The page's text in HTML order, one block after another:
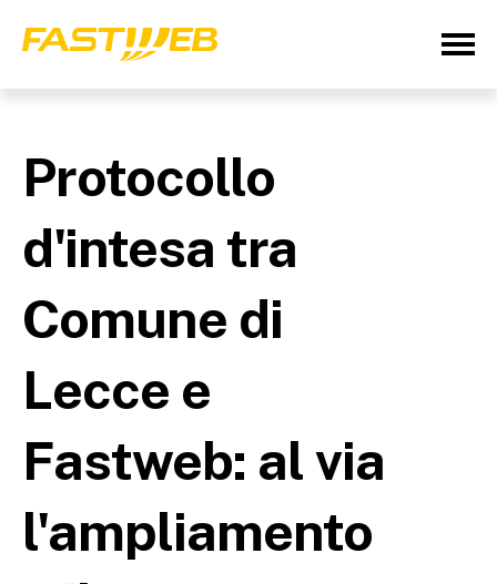
Protocollo
d'intesa tra
Comune di
Lecce e
Fastweb: al via
l'ampliamento